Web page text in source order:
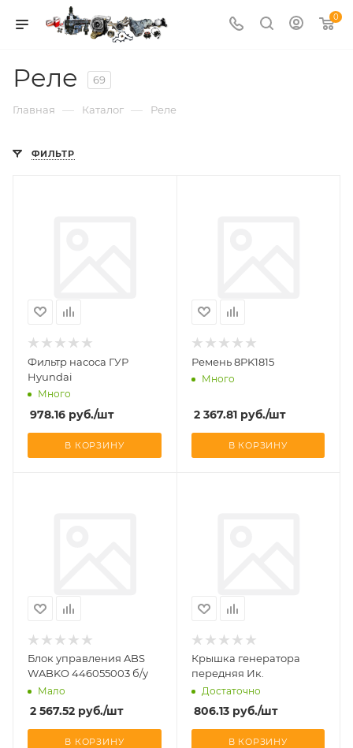
0
Реле 69
Главная — Каталог — Реле
ФИЛЬТР
Фильтр насоса ГУР
Hyundai
Много
978.16 руб./шт
В КОРЗИНУ
Ремень 8PK1815
Много
2 367.81руб./шт
В КОРЗИНУ
Блок управления ABS
WABKO 446055003 б/у
Мало
2 567.52 руб./шт
В КОРЗИНУ
Крышка генератора
передняя Ик.
Достаточно
806.13руб./шт
В КОРЗИНУ